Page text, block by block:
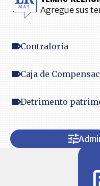
Agregue sus
Contraloría
Caja de
Detrimento